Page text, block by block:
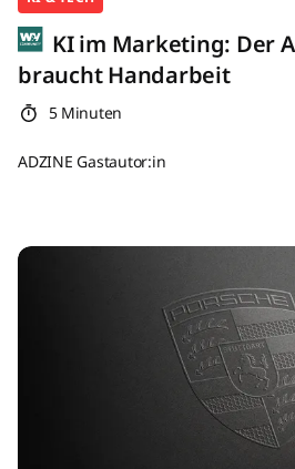
KI im Marketing: Der
braucht Handarbeit
5 Minuten
ADZINE Gastautor:in